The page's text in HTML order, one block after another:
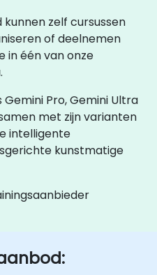
zelf cursussen
of deelnemen
in één van onze
Pro, Gemini Ultra
met zijn varianten
intelligente
kunstmatige